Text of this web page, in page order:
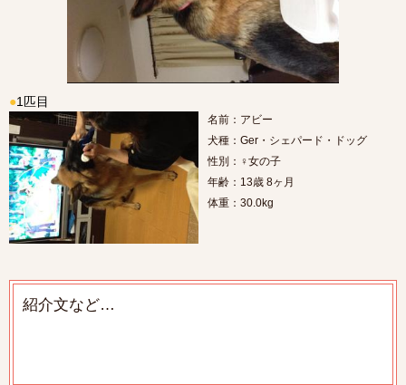
●1匹目
名前：アビー
犬種：Ger・シェパード・ドッグ
性別：♀女の子
年齢：13歳 8ヶ月
体重：30.0kg
紹介文など…